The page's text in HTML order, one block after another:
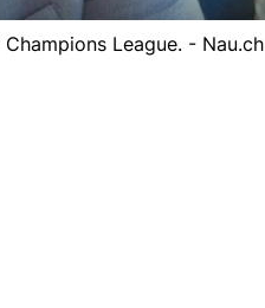
League. - Nau.ch